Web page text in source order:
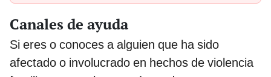
Canales de ayuda
Si eres o conoces a alguien que ha sido
afectado o involucrado en hechos de violencia